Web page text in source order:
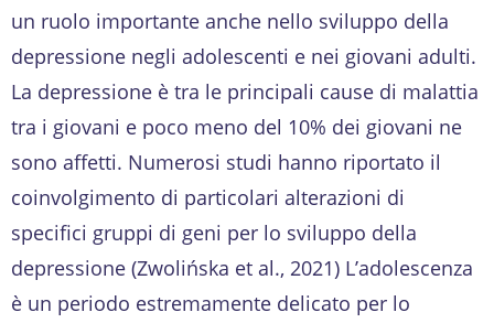
un ruolo importante anche nello sviluppo della
depressione negli adolescenti e nei giovani adulti.
La depressione è tra le principali cause di malattia
tra i giovani e poco meno del 10% dei giovani ne
sono affetti. Numerosi studi hanno riportato il
coinvolgimento di particolari alterazioni di
specifici gruppi di geni per lo sviluppo della
depressione (Zwolińska et al., 2021) L’adolescenza
è un periodo estremamente delicato per lo